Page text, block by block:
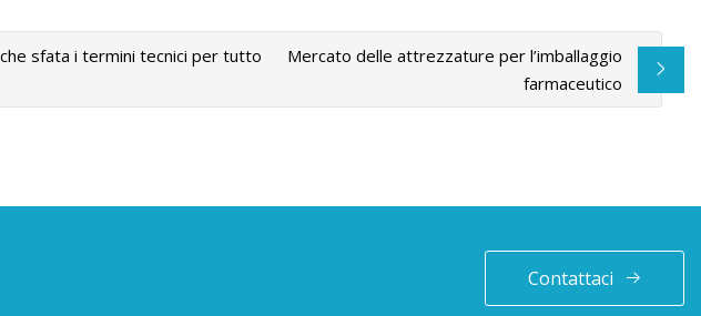
sfata i termini tecnici per tutto
Mercato delle attrezzature per l’imballaggio
farmaceutico
Contattaci